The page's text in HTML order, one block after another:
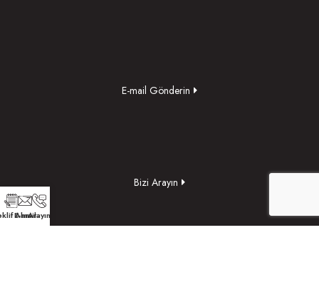
E-mail Gönderin
Bizi Arayın
Alın
E-mailArayın